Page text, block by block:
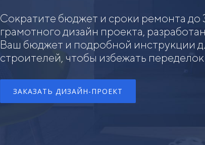
Сократите бюджет и сроки ремонта до
грамотного дизайн проекта,
Ваш бюджет и подробной инструкции
строителей, чтобы избежать переделок
ЗАКАЗАТЬ ДИЗАЙН-ПРОЕКТ